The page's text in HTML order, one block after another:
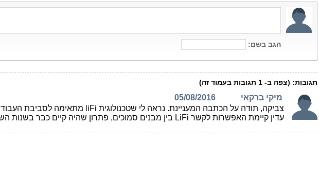
הגב בשם:
תגובות: (צפה ב- 1 תגובות בעמוד זה)
מיקי ברקאי
05/08/2016
עדין קיימת האפשרות לקשר LiFi בין מבנים סמוכים, פתרון שהיה קיים כבר בשנות השמונים על בסיס אינפרא אדום אבל לא נקלט אז בשוק.